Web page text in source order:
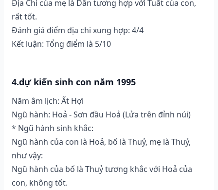
Địa Chi của mẹ là Dần tương hợp với Tuất của con,
rất tốt.
Đánh giá điểm địa chi xung hợp: 4/4
Kết luận: Tổng điểm là 5/10
4.dự kiến sinh con năm 1995
Năm âm lịch: Ất Hợi
Ngũ hành: Hoả - Sơn đầu Hoả (Lửa trên đỉnh núi)
* Ngũ hành sinh khắc:
Ngũ hành của con là Hoả, bố là Thuỷ, mẹ là Thuỷ,
như vậy:
Ngũ hành của bố là Thuỷ tương khắc với Hoả của
con, không tốt.